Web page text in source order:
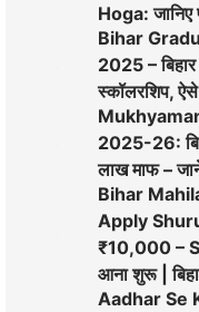
Hoga: जानिए
Bihar
2025 –
स्कॉलरशिप,
2025-26:
लाख माफ –
Bihar
Apply Shuru
₹10,000 –
आना शुरू |
Aadhar Se